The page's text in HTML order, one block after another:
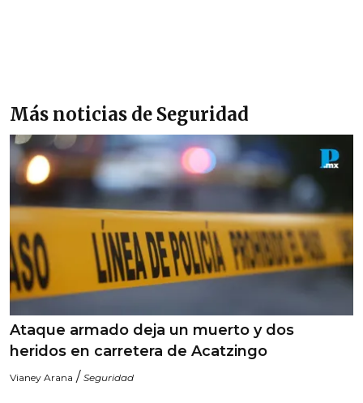
Más noticias de Seguridad
Ataque armado deja un muerto y dos
heridos en carretera de Acatzingo
Vianey Arana / Seguridad